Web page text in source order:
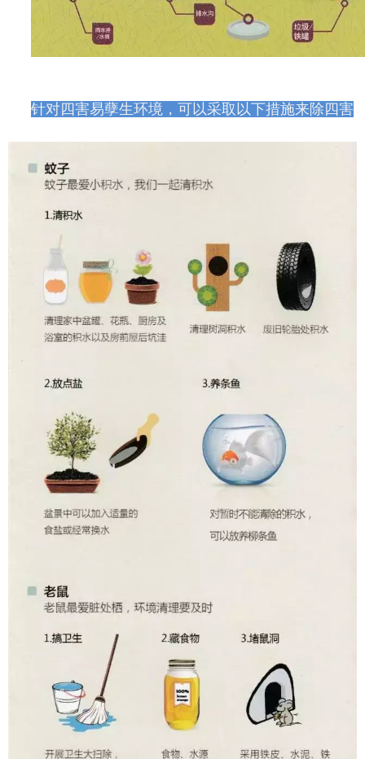
针对四害易孽生环境，可以采取以下措施来除四害